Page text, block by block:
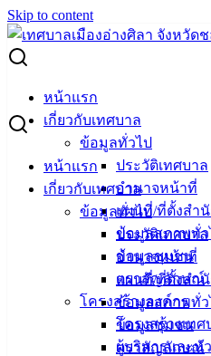
Skip to content
หน้าแรก
เกี่ยวกับเทศบาล
ข้อมูลทั่วไป
ประวัติเทศบาล
อำนาจหน้าที่
แผนที่/ที่ตั้งสำนั
ข้อมูลสภาพทั่ว
ข้อมูลชุมชน
ตราสัญลักษณ์
โครงสร้างองค์กร
โครงสร้างเทศ
ผู้บริหารและหั
หน้าแรก
เกี่ยวกับเทศบาล
ข้อมูลทั่วไป
ประวัติเทศบาล
อำนาจหน้าที่
แผนที่/ที่ตั้งสำนั
ข้อมูลสภาพทั่ว
ข้อมูลชุมชน
ตราสัญลักษณ์
Search for:
ผู้ชนะการเสนอราคา ครุภัณฑ์ค
(กองการศึกษา)
ผู้ชนะการเสนอราค
หรืออิเล็กทรอนิกส์ (ก
กรกฎาคม 6, 2026 กรกฎาคม
ประกาศผู้ชนะ
ครุภัณฑ์คอมพิวเตอฯ (กองการศึ